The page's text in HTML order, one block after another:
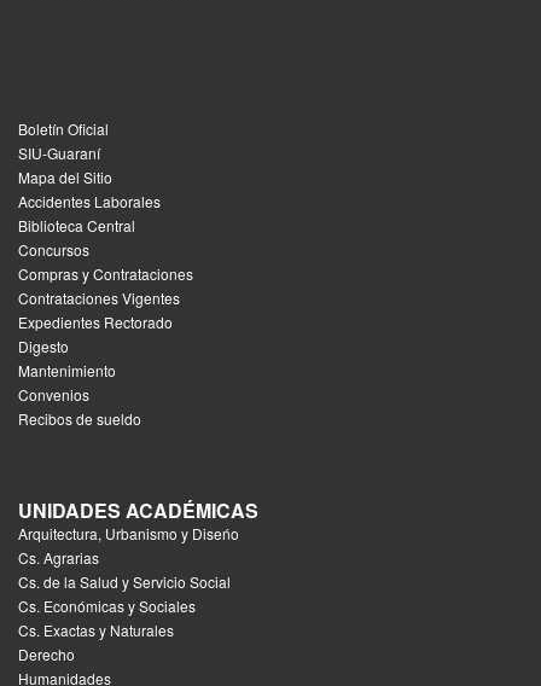
Boletín Oficial
SIU-Guaraní
Mapa del Sitio
Accidentes Laborales
Biblioteca Central
Concursos
Compras y Contrataciones
Contrataciones Vigentes
Expedientes Rectorado
Digesto
Mantenimiento
Convenios
Recibos de sueldo
UNIDADES ACADÉMICAS
Arquitectura, Urbanismo y Diseńo
Cs. Agrarias
Cs. de la Salud y Servicio Social
Cs. Económicas y Sociales
Cs. Exactas y Naturales
Derecho
Humanidades